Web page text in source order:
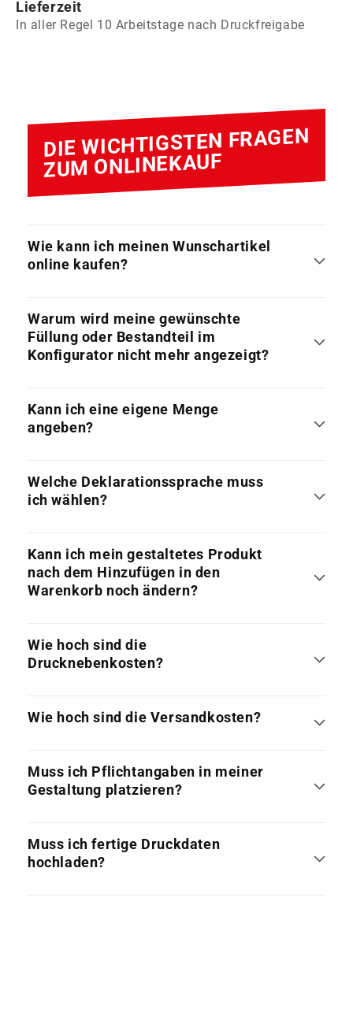
Lieferzeit
In aller Regel 10 Arbeitstage nach Druckfreigabe
DIE WICHTIGSTEN FRAGEN
ZUM ONLINEKAUF
Wie kann ich meinen Wunschartikel
online kaufen?
Warum wird meine gewünschte
Füllung oder Bestandteil im
Konfigurator nicht mehr angezeigt?
Kann ich eine eigene Menge
angeben?
Welche Deklarationssprache muss
ich wählen?
Kann ich mein gestaltetes Produkt
nach dem Hinzufügen in den
Warenkorb noch ändern?
Wie hoch sind die
Drucknebenkosten?
Wie hoch sind die Versandkosten?
Muss ich Pflichtangaben in meiner
Gestaltung platzieren?
Muss ich fertige Druckdaten
hochladen?